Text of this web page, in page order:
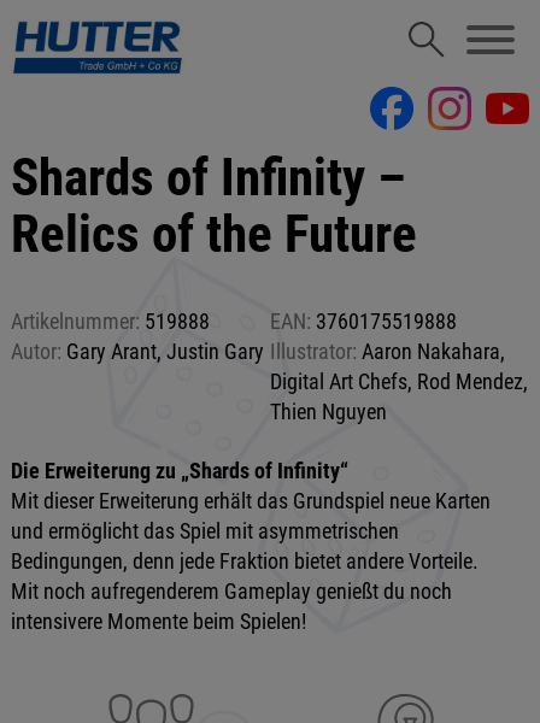
Shards of Infinity –
Relics of the Future
Artikelnummer: 519888 EAN: 3760175519888
Autor: Gary Arant, Justin Gary Illustrator: Aaron Nakahara,
Digital Art Chefs, Rod Mendez,
Thien Nguyen
Die Erweiterung zu „Shards of Infinity“
Mit dieser Erweiterung erhält das Grundspiel neue Karten
und ermöglicht das Spiel mit asymmetrischen
Bedingungen, denn jede Fraktion bietet andere Vorteile.
Mit noch aufregenderem Gameplay genießt du noch
intensivere Momente beim Spielen!